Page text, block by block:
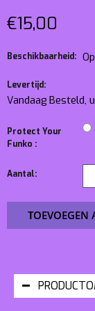
€15,00
Beschikbaarheid:
Levertijd:
Vandaag Besteld,
Protect Your
Funko :
Aantal:
TOEVOEGEN